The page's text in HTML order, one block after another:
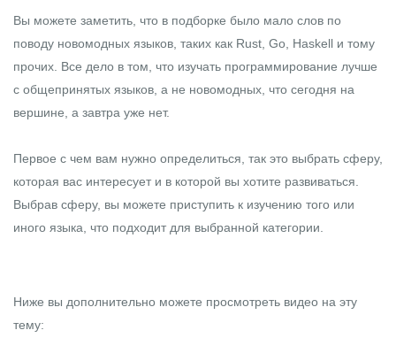
Вы можете заметить, что в подборке было мало слов по
поводу новомодных языков, таких как Rust, Go, Haskell и тому
прочих. Все дело в том, что изучать программирование лучше
с общепринятых языков, а не новомодных, что сегодня на
вершине, а завтра уже нет.
Первое с чем вам нужно определиться, так это выбрать сферу,
которая вас интересует и в которой вы хотите развиваться.
Выбрав сферу, вы можете приступить к изучению того или
иного языка, что подходит для выбранной категории.
Ниже вы дополнительно можете просмотреть видео на эту
тему: